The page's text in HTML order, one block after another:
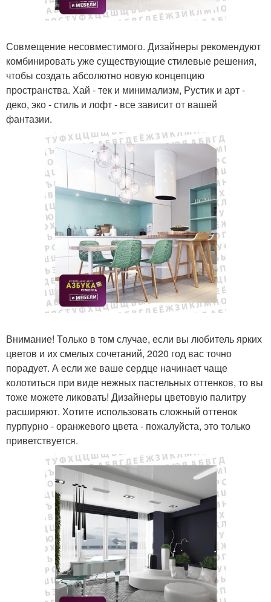
Совмещение несовместимого. Дизайнеры рекомендуют
комбинировать уже существующие стилевые решения,
чтобы создать абсолютно новую концепцию
пространства. Хай - тек и минимализм, Рустик и арт -
деко, эко - стиль и лофт - все зависит от вашей
фантазии.
Внимание! Только в том случае, если вы любитель ярких
цветов и их смелых сочетаний, 2020 год вас точно
порадует. А если же ваше сердце начинает чаще
колотиться при виде нежных пастельных оттенков, то вы
тоже можете ликовать! Дизайнеры цветовую палитру
расширяют. Хотите использовать сложный оттенок
пурпурно - оранжевого цвета - пожалуйста, это только
приветствуется.